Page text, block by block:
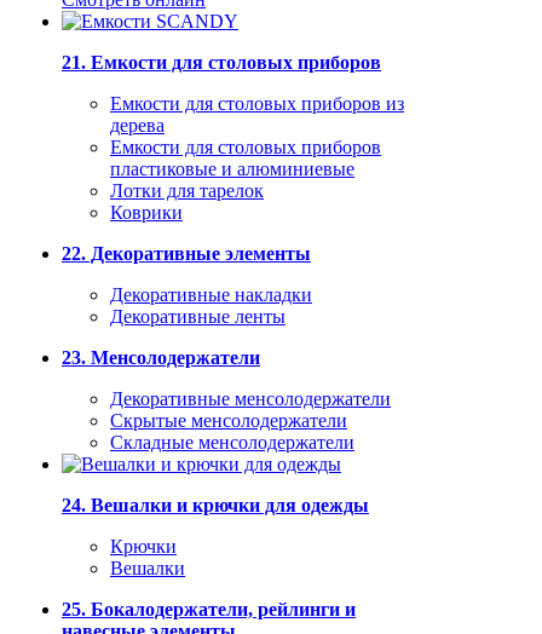
21. Емкости для столовых приборов
Емкости для столовых приборов из
дерева
Емкости для столовых приборов
пластиковые и алюминиевые
Лотки для тарелок
Коврики
22. Декоративные элементы
Декоративные накладки
Декоративные ленты
23. Менсолодержатели
Декоративные менсолодержатели
Скрытые менсолодержатели
Складные менсолодержатели
24. Вешалки и крючки для одежды
Крючки
Вешалки
25. Бокалодержатели, рейлинги и